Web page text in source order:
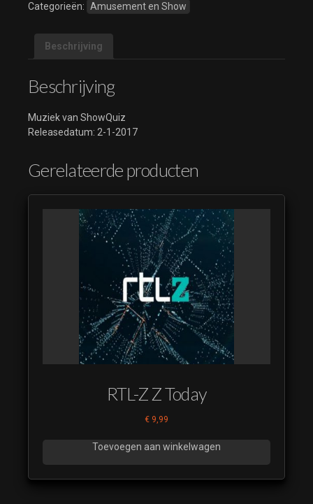
ShowQuiz (07)
ShowQuiz (08)
(luistervoorbeeld)
Categorieën: Amusement en Show
Beschrijving
Beschrijving
Muziek van ShowQuiz
Releasedatum: 2-1-2017
Gerelateerde producten
RTL-Z Z Today
€ 9,99
Toevoegen aan winkelwagen